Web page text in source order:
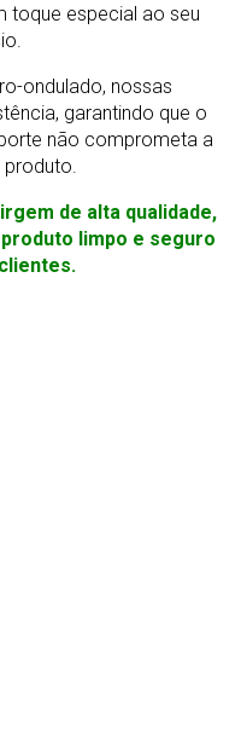
toque especial ao seu
ondulado, nossas
garantindo que o
não comprometa a
de alta qualidade,
limpo e seguro